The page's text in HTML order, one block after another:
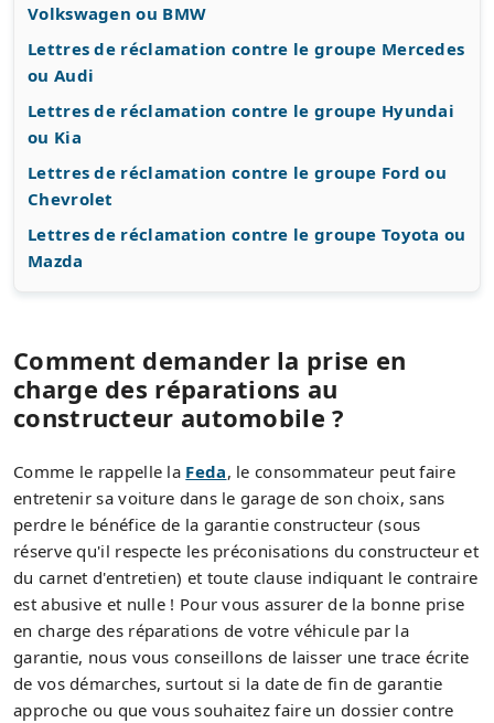
Volkswagen ou BMW
Lettres de réclamation contre le groupe Mercedes
ou Audi
Lettres de réclamation contre le groupe Hyundai
ou Kia
Lettres de réclamation contre le groupe Ford ou
Chevrolet
Lettres de réclamation contre le groupe Toyota ou
Mazda
Comment demander la prise en
charge des réparations au
constructeur automobile ?
Comme le rappelle la Feda, le consommateur peut faire
entretenir sa voiture dans le garage de son choix, sans
perdre le bénéfice de la garantie constructeur (sous
réserve qu'il respecte les préconisations du constructeur et
du carnet d'entretien) et toute clause indiquant le contraire
est abusive et nulle ! Pour vous assurer de la bonne prise
en charge des réparations de votre véhicule par la
garantie, nous vous conseillons de laisser une trace écrite
de vos démarches, surtout si la date de fin de garantie
approche ou que vous souhaitez faire un dossier contre